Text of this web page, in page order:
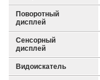
Поворотный
дисплей
Сенсорный
дисплей
Видоискатель